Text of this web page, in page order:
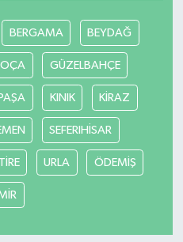
BERGAMA BEYDAĞ
GÜZELBAHÇE
KINIK KİRAZ
SEFERIHİSAR
TİRE URLA ÖDEMİŞ